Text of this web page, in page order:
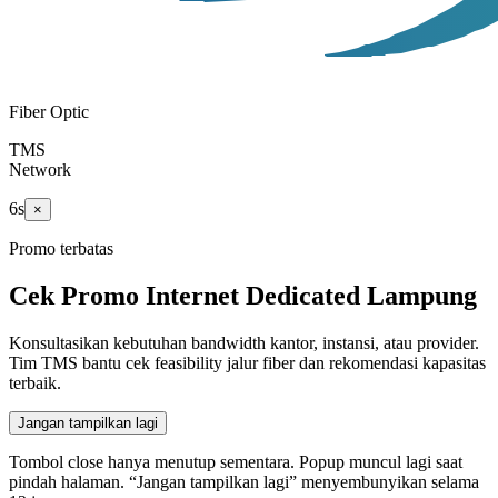
Fiber Optic
TMS
Network
5s ×
Promo terbatas
Cek Promo Internet Dedicated Lampung
Konsultasikan kebutuhan bandwidth kantor, instansi, atau provider.
Tim TMS bantu cek feasibility jalur fiber dan rekomendasi kapasitas
terbaik.
Jangan tampilkan lagi
Tombol close hanya menutup sementara. Popup muncul lagi saat
pindah halaman. “Jangan tampilkan lagi” menyembunyikan selama